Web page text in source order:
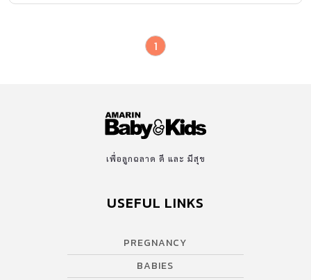
1
เพื่อลูกฉลาด ดี และ มีสุข
USEFUL LINKS
PREGNANCY
BABIES